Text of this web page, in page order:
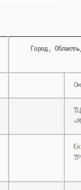
Город,
ТЦ